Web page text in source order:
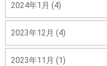
2024年1月 (4)
2023年12月 (4)
2023年11月 (1)